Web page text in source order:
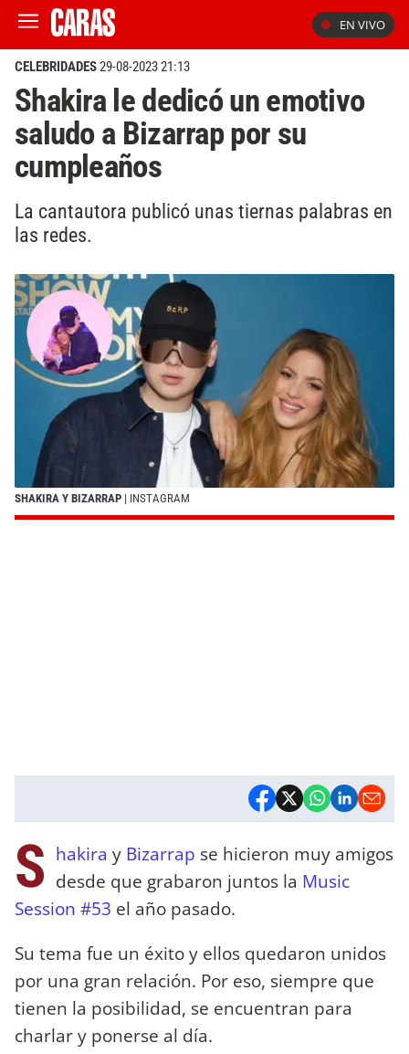
EN VIVO
CELEBRIDADES29-08-2023 21:13
Shakira le dedicó un emotivo
saludo a Bizarrap por su
cumpleaños
La cantautora publicó unas tiernas palabras en
las redes.
SHAKIRA Y BIZARRAP | INSTAGRAM
S hakira y Bizarrap se hicieron muy amigos
desde que grabaron juntos la Music
Session #53 el año pasado.
Su tema fue un éxito y ellos quedaron unidos
por una gran relación. Por eso, siempre que
tienen la posibilidad, se encuentran para
charlar y ponerse al día.